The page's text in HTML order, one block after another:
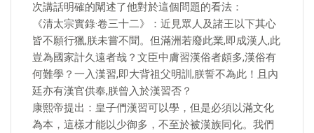
次講話明確的闡述了他對於這個問題的看法：
《清太宗實錄·卷三十二》：近見眾人及諸王以下其心
皆不願行獵,朕未嘗不聞。但滿洲若廢此業,即成漢人,此
豈為國家計久遠者哉？文臣中膚習漢俗者頗多,漢俗有
何難學？一入漢習,即大背祖父明訓,朕誓不為此！且內
廷亦有漢官供奉,朕曾入於漢習否？
康熙帝提出：皇子們漢習可以學，但是必須以滿文化
為本，這樣才能以少御多，不至於被漢族同化。我們